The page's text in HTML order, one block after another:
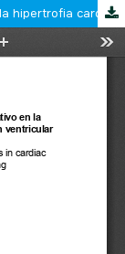
Papel del estrés oxidativo y nitrosativo en la hipertrofia cardiaca y remodelación ventricular